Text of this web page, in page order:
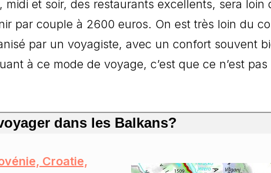
et soir, des restaurants excellents, sera loin
par couple à 2600 euros. On est très loin du
par un voyagiste, avec un confort souvent
à ce mode de voyage, c’est que ce n’est pas
dans les Balkans?
Croatie,